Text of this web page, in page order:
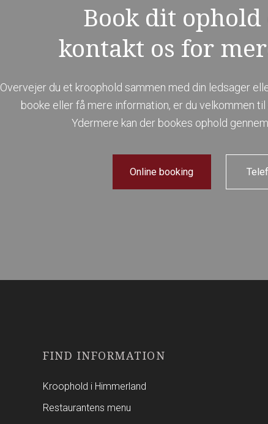
Book dit
kontakt os for
Overvejer du et kroophold sammen med din ledsager
booke eller få mere information, er du velkommen
Ydermere kan der bookes ophold
Online booking
FIND INFORMATION​
Kroophold i Himmerland
Restaurantens menu